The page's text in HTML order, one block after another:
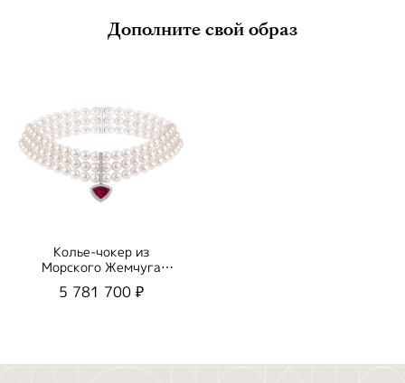
Дополните свой образ
Колье-чокер из
Морского Жемчуга
Акойя и Бриллиантами,
N0156-0/2
5 781 700 ₽